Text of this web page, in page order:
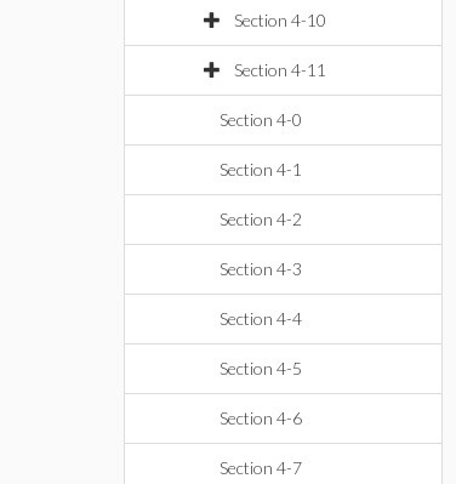
Section 4-10
Section 4-11
Section 4-0
Section 4-1
Section 4-2
Section 4-3
Section 4-4
Section 4-5
Section 4-6
Section 4-7